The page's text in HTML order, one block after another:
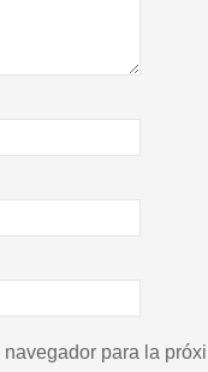
para la